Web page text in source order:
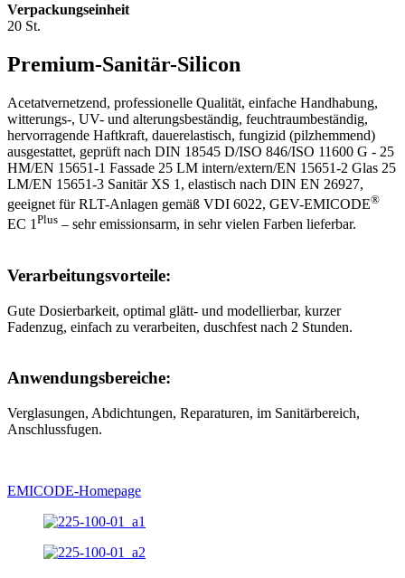
Verpackungseinheit
20 St.
Premium-Sanitär-Silicon
Acetatvernetzend, professionelle Qualität, einfache Handhabung,
witterungs-, UV- und alterungsbeständig, feuchtraumbeständig,
hervorragende Haftkraft, dauerelastisch, fungizid (pilzhemmend)
ausgestattet, geprüft nach DIN 18545 D/ISO 846/ISO 11600 G - 25
HM/EN 15651-1 Fassade 25 LM intern/extern/EN 15651-2 Glas 25
LM/EN 15651-3 Sanitär XS 1, elastisch nach DIN EN 26927,
geeignet für RLT-Anlagen gemäß VDI 6022, GEV-EMICODE®
EC 1 Plus – sehr emissionsarm, in sehr vielen Farben lieferbar.
Verarbeitungsvorteile:
Gute Dosierbarkeit, optimal glätt- und modellierbar, kurzer
Fadenzug, einfach zu verarbeiten, duschfest nach 2 Stunden.
Anwendungsbereiche:
Verglasungen, Abdichtungen, Reparaturen, im Sanitärbereich,
Anschlussfugen.
EMICODE-Homepage